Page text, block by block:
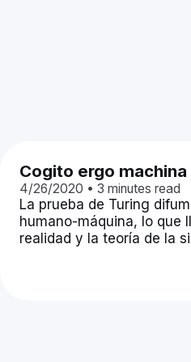
Cogito ergo machina
4/26/2020 • 3 minutes read
La prueba de Turing
humano-máquina, lo que
realidad y la teoría de la